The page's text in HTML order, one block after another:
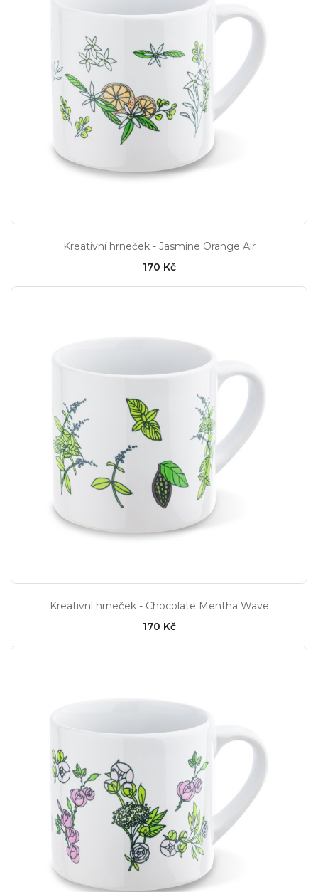
Kreativní hrneček - Jasmine Orange Air
170 Kč
Kreativní hrneček - Chocolate Mentha Wave
170 Kč